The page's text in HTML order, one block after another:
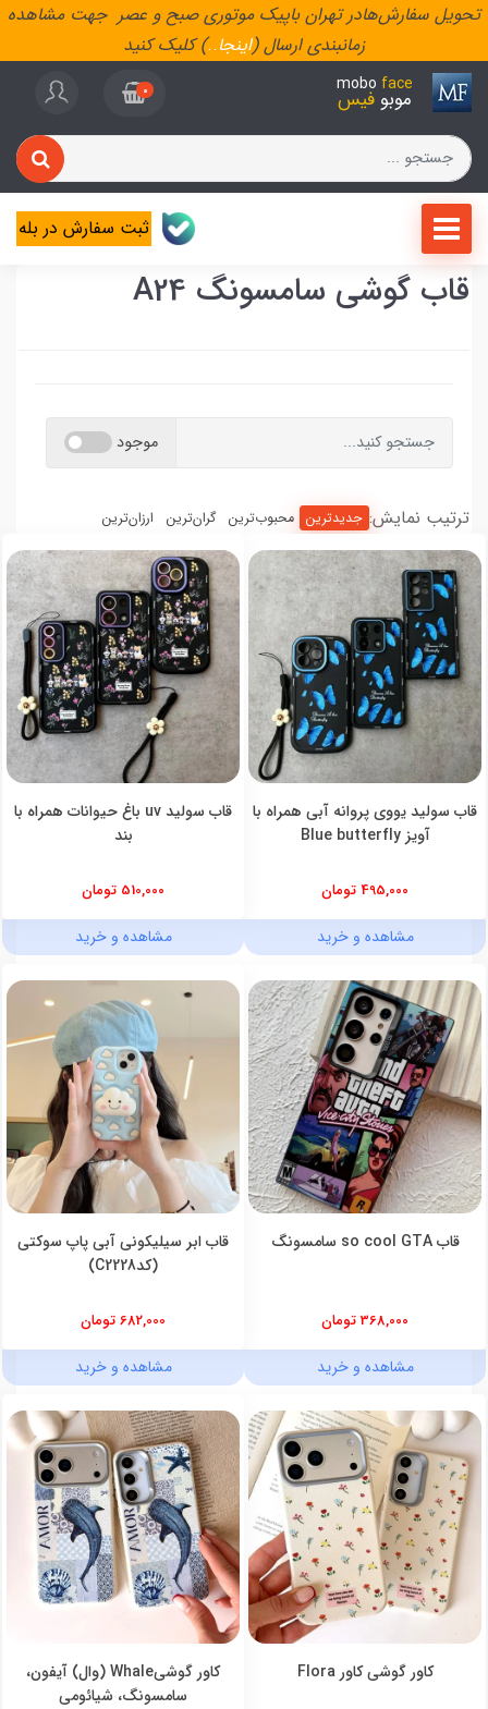
تحویل سفارش‌هادر تهران باپیک موتوری صبح و عصر جهت مشاهده
زمانبندی ارسال (اینجا..) کلیک کنید
mobo face
موبو فیس 0
ثبت سفارش در بله
قاب گوشی سامسونگ A24
موجود
ترتیب نمایش: جدیدترین محبوب‌ترین گران‌ترین ارزان‌ترین
قاب سولید یووی پروانه آبی همراه با
آویز Blue butterfly
495,000 تومان
مشاهده و خرید
قاب سولید uv باغ حیوانات همراه با
بند
510,000 تومان
مشاهده و خرید
قاب so cool GTA سامسونگ
368,000 تومان
مشاهده و خرید
قاب ابر سیلیکونی آبی پاپ سوکتی
(کدC2228)
682,000 تومان
مشاهده و خرید
کاور گوشی کاور Flora
کاور گوشیWhale (وال) آیفون،
سامسونگ، شیائومی